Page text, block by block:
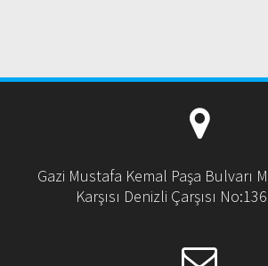
Gazi Mustafa Kemal Paşa Bulvarı
Karşısı Denizli Çarşısı